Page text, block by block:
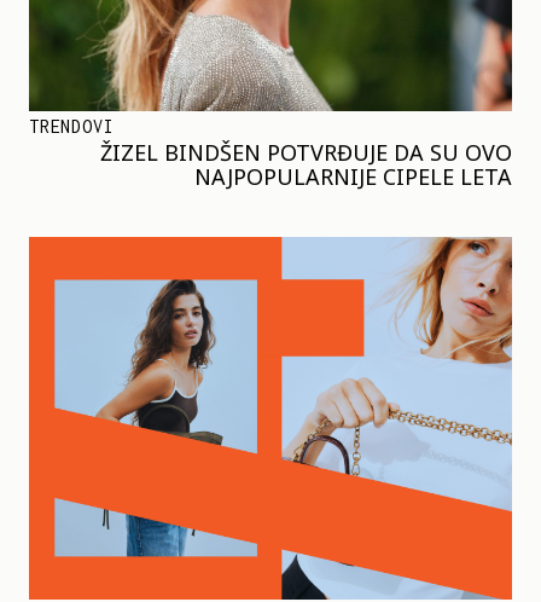
TRENDOVI
ŽIZEL BINDŠEN POTVRĐUJE DA SU OVO
NAJPOPULARNIJE CIPELE LETA